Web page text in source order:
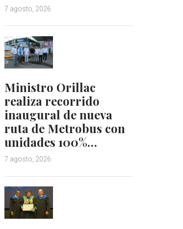
7 agosto, 2026
Ministro Orillac
realiza recorrido
inaugural de nueva
ruta de Metrobus con
unidades 100%…
7 agosto, 2026